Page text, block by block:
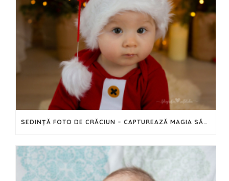
SEDINȚĂ FOTO DE CRĂCIUN – CAPTUREAZĂ MAGIA SĂRBĂTORILOR ÎN IMAGINI